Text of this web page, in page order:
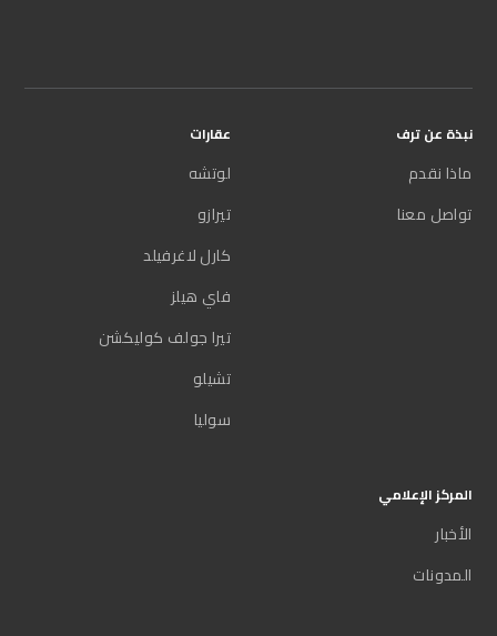
نبذة عن ترف
ماذا نقدم
تواصل معنا
عقارات
لوتشه
تيرازو
كارل لاغرفيلد
فاي هيلز
تيرا جولف كوليكشن
تشيلو
سوليا
المركز الإعلامي
الأخبار
المدونات